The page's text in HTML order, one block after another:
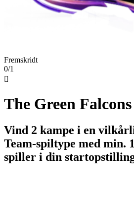
Fremskridt
0/1

The Green Falcons
Vind 2 kampe i en
Team-spiltype med min.
spiller i din